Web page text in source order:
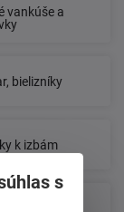
vankúše a
bielizníky
k izbám
s